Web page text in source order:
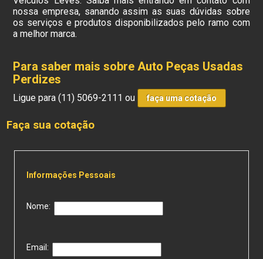
nossa empresa, sanando assim as suas dúvidas sobre
os serviços e produtos disponibilizados pelo ramo com
a melhor marca.
Para saber mais sobre Auto Peças Usadas
Perdizes
Ligue para(11) 5069-2111 ou faça uma cotação
Faça sua cotação
Informações Pessoais
Nome:
Email: